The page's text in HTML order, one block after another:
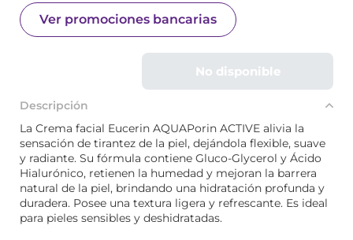
Ver promociones bancarias
No disponible
Descripción
La Crema facial Eucerin AQUAPorin ACTIVE alivia la
sensación de tirantez de la piel, dejándola flexible, suave
y radiante. Su fórmula contiene Gluco-Glycerol y Ácido
Hialurónico, retienen la humedad y mejoran la barrera
natural de la piel, brindando una hidratación profunda y
duradera. Posee una textura ligera y refrescante. Es ideal
para pieles sensibles y deshidratadas.